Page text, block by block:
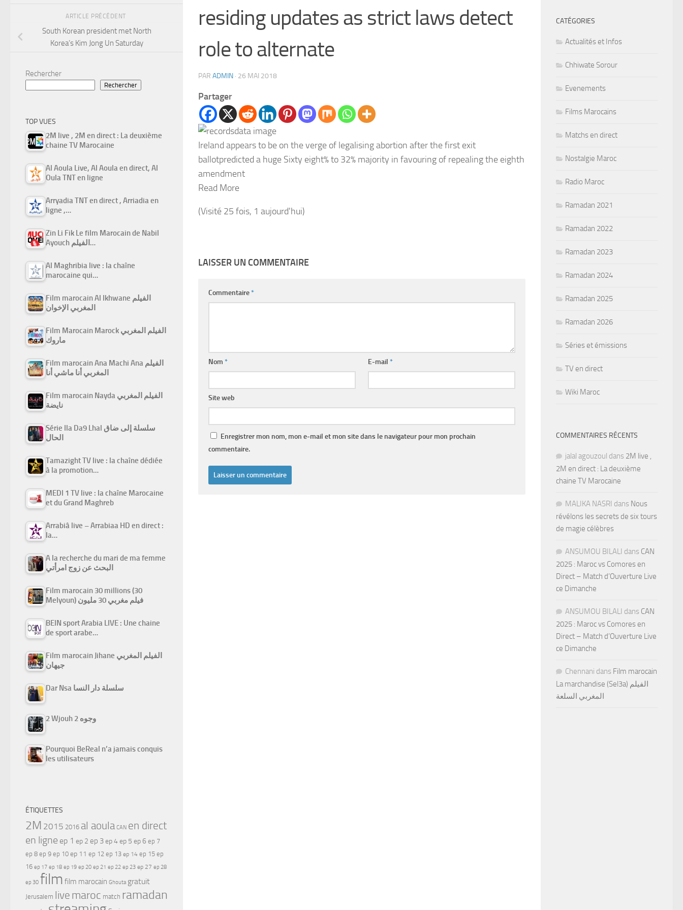
residing updates as strict laws detect
role to alternate
PAR ADMIN · 26 MAI 2018
Partager
Ireland appears to be on the verge of legalising abortion after the first exit
ballotpredicted a huge Sixty eight% to 32% majority in favouring of repealing the eighth
amendment
Read More
(Visité 25 fois, 1 aujourd'hui)
LAISSER UN COMMENTAIRE
Commentaire*
Nom * E-mail*
Site web
Enregistrer mon nom, mon e-mail et mon site dans le navigateur pour mon prochain
commentaire.
ARTICLE PRÉCÉDENT
South Korean president met North
Korea’s Kim Jong Un Saturday
Rechercher
Rechercher
TOP VUES
2M live , 2M en direct : La deuxième
chaine TV Marocaine
Al Aoula Live, Al Aoula en direct, Al
Oula TNT en ligne
Arryadia TNT en direct , Arriadia en
ligne ,…
Zin Li Fik Le film Marocain de Nabil
Ayouch الفيلم…
Al Maghribia live : la chaîne
marocaine qui…
Film marocain Al Ikhwane الفيلم
المغربي الإخوان
Film Marocain Marock الفيلم المغربي
ماروك
Film marocain Ana Machi Ana الفيلم
المغربي أنا ماشي أنا
Film marocain Nayda الفيلم المغربي
نايضة
Série Ila Da9 Lhal سلسلة إلى ضاق
الحال
Tamazight TV live : la chaîne dédiée
à la promotion…
MEDI 1 TV live : la chaîne Marocaine
et du Grand Maghreb
Arrabiâ live – Arrabiaa HD en direct :
la…
A la recherche du mari de ma femme
البحث عن زوج امرأتي
Film marocain 30 millions (30
Melyoun) فيلم مغربي 30 مليون
BEIN sport Arabia LIVE : Une chaine
de sport arabe…
Film marocain Jihane الفيلم المغربي
جيهان
Dar Nsa سلسلة دار النسا
2 Wjouh 2 وجوه
Pourquoi BeReal n’a jamais conquis
les utilisateurs
ÉTIQUETTES
2M 2015 2016 al aoula CAN en direct
en ligne ep 1 ep 2 ep 3ep 4ep 5 ep 6 ep 7
ep 8 ep 9 ep 10 ep 11 ep 12 ep 13 ep 14 ep 15 ep
16 ep 17 ep 18 ep 19 ep 20 ep 21 ep 22 ep 23 ep 27 ep 28
ep 30 film film marocain Ghouta gratuit
Jerusalem live maroc match ramadan
CATÉGORIES
Actualités et Infos
Chhiwate Sorour
Evenements
Films Marocains
Matchs en direct
Nostalgie Maroc
Radio Maroc
Ramadan 2021
Ramadan 2022
Ramadan 2023
Ramadan 2024
Ramadan 2025
Ramadan 2026
Séries et émissions
TV en direct
Wiki Maroc
COMMENTAIRES RÉCENTS
jalal agouzoul dans 2M live ,
2M en direct : La deuxième
chaine TV Marocaine
MALIKA NASRI dans Nous
révélons les secrets de six tours
de magie célèbres
ANSUMOU BILALI dans CAN
2025 : Maroc vs Comores en
Direct – Match d’Ouverture Live
ce Dimanche
ANSUMOU BILALI dans CAN
2025 : Maroc vs Comores en
Direct – Match d’Ouverture Live
ce Dimanche
Chennani dans Film marocain
La marchandise (Sel3a) الفيلم
المغربي السلعة